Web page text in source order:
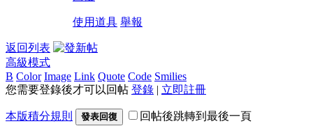
使用道具 舉報
返回列表
高級模式
B Color Image Link Quote Code Smilies
您需要登錄後才可以回帖 登錄 | 立即註冊
本版積分規則 發表回復 回帖後跳轉到最後一頁